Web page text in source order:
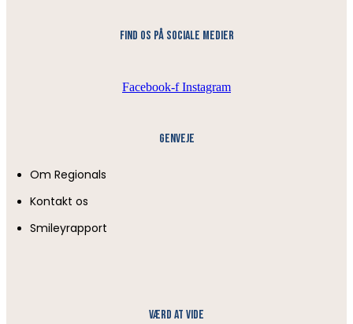
find os på sociale medier
Facebook-f Instagram
Genveje
Om Regionals
Kontakt os
Smileyrapport
Værd at vide